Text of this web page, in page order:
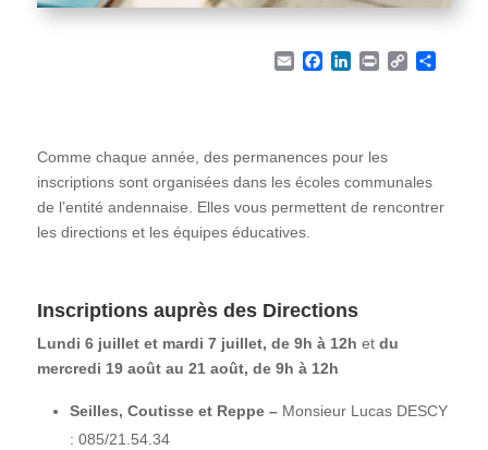
EmailFacebook
LinkedIn
PrintCopy
Comme chaque année, des permanences pour les
inscriptions sont organisées dans les écoles communales
de l’entité andennaise. Elles vous permettent de rencontrer
les directions et les équipes éducatives.
Inscriptions auprès des Directions
Lundi 6 juillet et mardi 7 juillet, de 9h à 12h etdu
mercredi 19 août au 21 août, de 9h à 12h
Seilles, Coutisse et Reppe – Monsieur Lucas DESCY
: 085/21.54.34